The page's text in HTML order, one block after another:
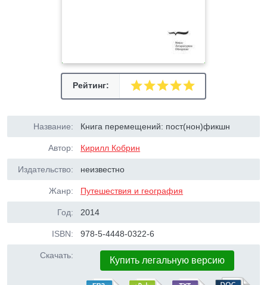
Рейтинг:
Название: Книга перемещений: пост(нон)фикшн
Автор: Кирилл Кобрин
Издательство: неизвестно
Жанр: Путешествия и география
Год: 2014
ISBN: 978-5-4448-0322-6
Скачать: Купить легальную версию